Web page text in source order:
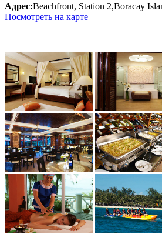
Адрес:Beachfront, Station 2,Boracay
Посмотреть на карте